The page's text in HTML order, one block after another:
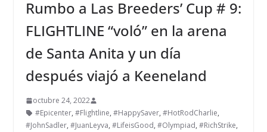
Rumbo a Las Breeders’ Cup # 9:
FLIGHTLINE “voló” en la arena
de Santa Anita y un día
después viajó a Keeneland
octubre 24, 2022
#Epicenter, #Flightline, #HappySaver, #HotRodCharlie,
#JohnSadler, #JuanLeyva, #LifeisGood, #Olympiad, #RichStrike,